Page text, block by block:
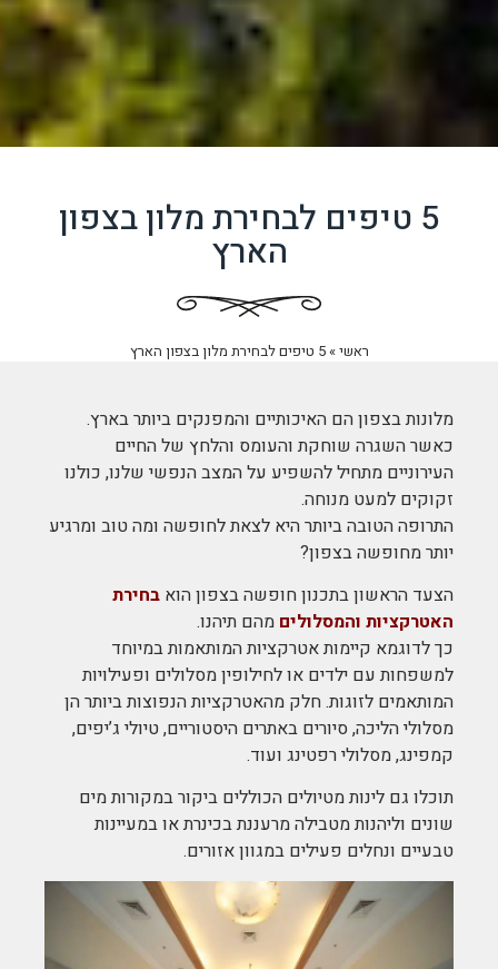
5 טיפים לבחירת מלון בצפון
הארץ
ראשי»5 טיפים לבחירת מלון בצפון הארץ
מלונות בצפון הם האיכותיים והמפנקים ביותר בארץ.
כאשר השגרה שוחקת והעומס והלחץ של החיים
העירוניים מתחיל להשפיע על המצב הנפשי שלנו, כולנו
זקוקים למעט מנוחה.
התרופה הטובה ביותר היא לצאת לחופשה ומה טוב ומרגיע
יותר מחופשה בצפון?
הצעד הראשון בתכנון חופשה בצפון הוא בחירת
האטרקציות והמסלולים מהם תיהנו.
כך לדוגמא קיימות אטרקציות המותאמות במיוחד
למשפחות עם ילדים או לחילופין מסלולים ופעילויות
המותאמים לזוגות. חלק מהאטרקציות הנפוצות ביותר הן
מסלולי הליכה, סיורים באתרים היסטוריים, טיולי ג’יפים,
קמפינג, מסלולי רפטינג ועוד.
תוכלו גם לינות מטיולים הכוללים ביקור במקורות מים
שונים וליהנות מטבילה מרעננת בכינרת או במעיינות
טבעיים ונחלים פעילים במגוון אזורים.